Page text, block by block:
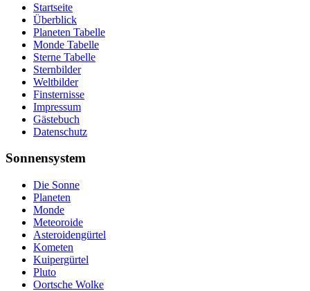
Startseite
Überblick
Planeten Tabelle
Monde Tabelle
Sterne Tabelle
Sternbilder
Weltbilder
Finsternisse
Impressum
Gästebuch
Datenschutz
Sonnensystem
Die Sonne
Planeten
Monde
Meteoroide
Asteroidengürtel
Kometen
Kuipergürtel
Pluto
Oortsche Wolke